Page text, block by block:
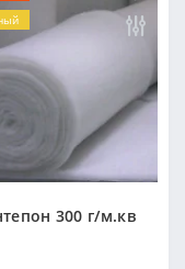
300 г/м.кв